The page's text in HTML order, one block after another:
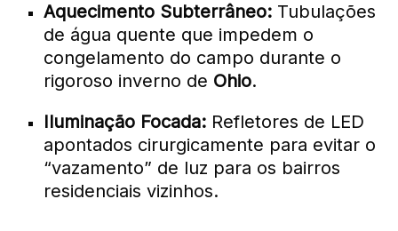
Aquecimento Subterrâneo: Tubulações
de água quente que impedem o
congelamento do campo durante o
rigoroso inverno de Ohio.
Iluminação Focada: Refletores de LED
apontados cirurgicamente para evitar o
“vazamento” de luz para os bairros
residenciais vizinhos.